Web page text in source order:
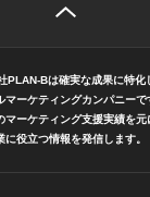
PLAN-Bは確実な成果に特化
マーケティングカンパニーで
マーケティング支援実績を元
に役立つ情報を発信します。